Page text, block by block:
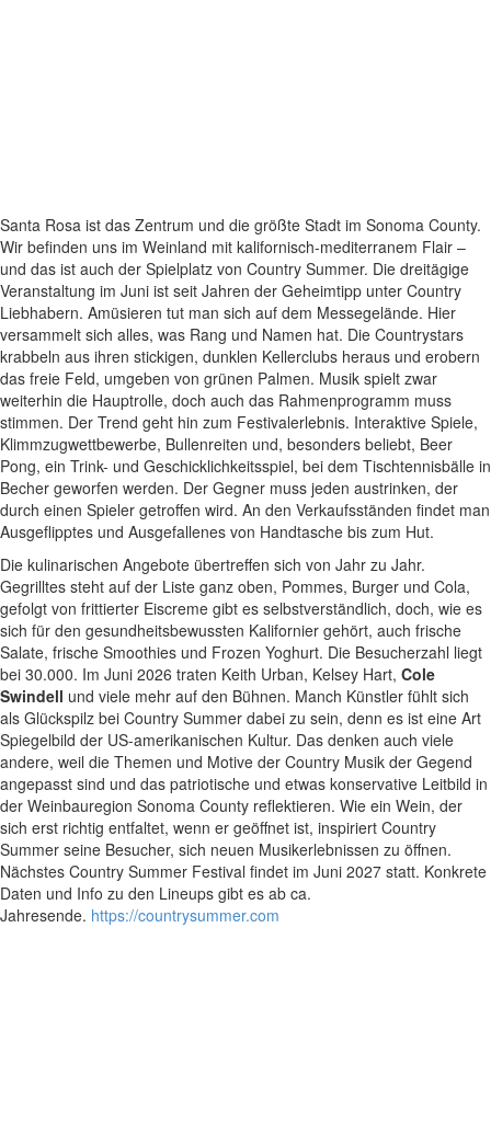
Santa Rosa ist das Zentrum und die größte Stadt im Sonoma County.
Wir befinden uns im Weinland mit kalifornisch-mediterranem Flair –
und das ist auch der Spielplatz von Country Summer. Die dreitägige
Veranstaltung im Juni ist seit Jahren der Geheimtipp unter Country
Liebhabern. Amüsieren tut man sich auf dem Messegelände. Hier
versammelt sich alles, was Rang und Namen hat. Die Countrystars
krabbeln aus ihren stickigen, dunklen Kellerclubs heraus und erobern
das freie Feld, umgeben von grünen Palmen. Musik spielt zwar
weiterhin die Hauptrolle, doch auch das Rahmenprogramm muss
stimmen. Der Trend geht hin zum Festivalerlebnis. Interaktive Spiele,
Klimmzugwettbewerbe, Bullenreiten und, besonders beliebt, Beer
Pong, ein Trink- und Geschicklichkeitsspiel, bei dem Tischtennisbälle in
Becher geworfen werden. Der Gegner muss jeden austrinken, der
durch einen Spieler getroffen wird. An den Verkaufsständen findet man
Ausgeflipptes und Ausgefallenes von Handtasche bis zum Hut.
Die kulinarischen Angebote übertreffen sich von Jahr zu Jahr.
Gegrilltes steht auf der Liste ganz oben, Pommes, Burger und Cola,
gefolgt von frittierter Eiscreme gibt es selbstverständlich, doch, wie es
sich für den gesundheitsbewussten Kalifornier gehört, auch frische
Salate, frische Smoothies und Frozen Yoghurt. Die Besucherzahl liegt
bei 30.000. Im Juni 2026 traten Keith Urban, Kelsey Hart, Cole
Swindell und viele mehr auf den Bühnen. Manch Künstler fühlt sich
als Glückspilz bei Country Summer dabei zu sein, denn es ist eine Art
Spiegelbild der US-amerikanischen Kultur. Das denken auch viele
andere, weil die Themen und Motive der Country Musik der Gegend
angepasst sind und das patriotische und etwas konservative Leitbild in
der Weinbauregion Sonoma County reflektieren. Wie ein Wein, der
sich erst richtig entfaltet, wenn er geöffnet ist, inspiriert Country
Summer seine Besucher, sich neuen Musikerlebnissen zu öffnen.
Nächstes Country Summer Festival findet im Juni 2027 statt. Konkrete
Daten und Info zu den Lineups gibt es ab ca.
Jahresende. https://countrysummer.com